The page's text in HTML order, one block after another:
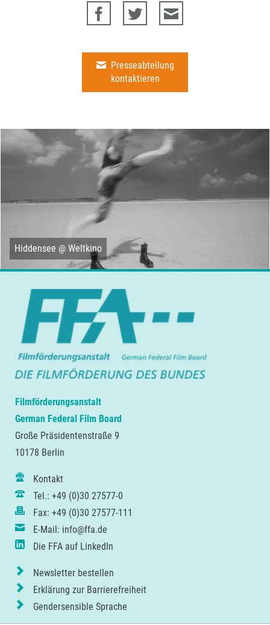
Presseabteilung
kontaktieren
Hiddensee @ Weltkino
Filmförderungsanstalt
German Federal Film Board
Große Präsidentenstraße 9
10178 Berlin
Kontakt
Tel.: +49 (0)30 27577-0
Fax: +49 (0)30 27577-111
E-Mail: info@ffa.de
Die FFA auf LinkedIn
Newsletter bestellen
Erklärung zur Barrierefreiheit
Gendersensible Sprache